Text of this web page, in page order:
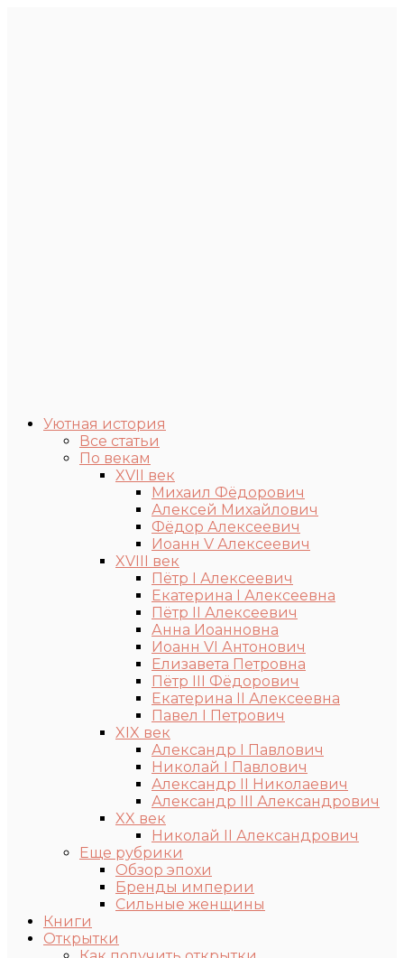
Уютная история
Все статьи
По векам
XVII век
Михаил Фёдорович
Алексей Михайлович
Фёдор Алексеевич
Иоанн V Алексеевич
XVIII век
Пётр I Алексеевич
Екатерина I Алексеевна
Пётр II Алексеевич
Анна Иоанновна
Иоанн VI Антонович
Елизавета Петровна
Пётр III Фёдорович
Екатерина II Алексеевна
Павел I Петрович
XIX век
Александр I Павлович
Николай I Павлович
Александр II Николаевич
Александр III Александрович
XX век
Николай II Александрович
Еще рубрики
Обзор эпохи
Бренды империи
Сильные женщины
Книги
Открытки